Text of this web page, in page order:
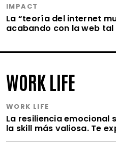
IMPACT
La “teoría del internet
acabando con la web
WORK LIFE
WORK LIFE
La resiliencia emocional
la skill más valiosa. Te